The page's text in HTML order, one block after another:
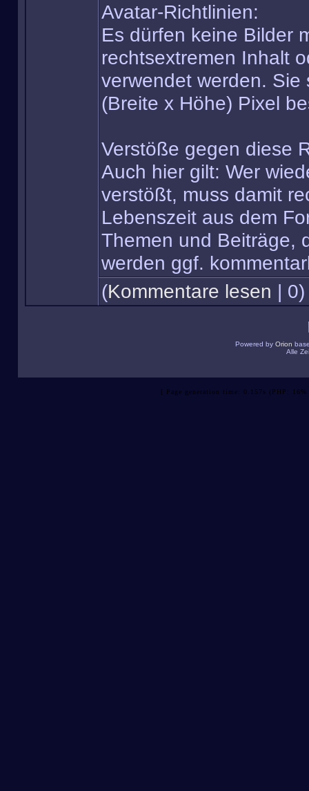
Avatar-Richtlinien:
Es dürfen keine Bilder
rechtsextremen Inhalt
verwendet werden.
(Breite x Höhe) Pixel
Verstöße gegen diese
Auch hier gilt: Wer
verstößt, muss damit
Lebenszeit aus dem
Themen und Beiträge,
werden ggf.
(Kommentare lesen | 0)
Powered by Orion
Alle
[ Page generation time: 0.157s (PHP: